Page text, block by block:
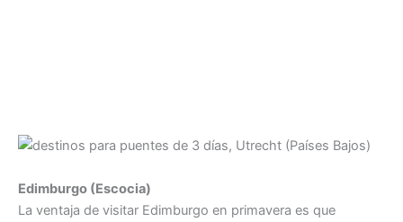
Edimburgo (Escocia)
La ventaja de visitar Edimburgo en primavera es que